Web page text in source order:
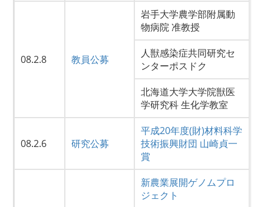
08.2.8 教員公募
岩手大学農学部附属動
物病院 准教授
人獣感染症共同研究セ
ンターポスドク
北海道大学大学院獣医
学研究科 生化学教室
08.2.6 研究公募
平成20年度(財)材料科学
技術振興財団 山崎貞一
賞
新農業展開ゲノムプロ
ジェクト